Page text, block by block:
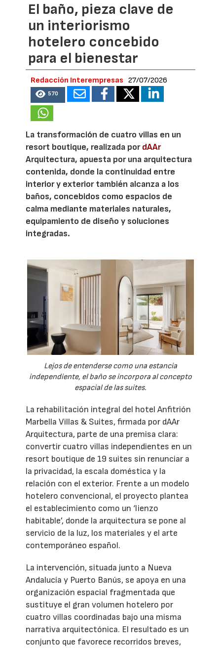
El baño, pieza clave de
un interiorismo
hotelero concebido
para el bienestar
Redacción Interempresas 27/07/2026
570
La transformación de cuatro villas en un
resort boutique, realizada pordAAr
Arquitectura, apuesta por una arquitectura
contenida, donde la continuidad entre
interior y exterior también alcanza a los
baños, concebidos como espacios de
calma mediante materiales naturales,
equipamiento de diseño y soluciones
integradas.
Lejos de entenderse como una estancia
independiente, el baño se incorpora al concepto
espacial de las suites.
La rehabilitación integral del hotel Anfitrión
Marbella Villas & Suites, firmada por dAAr
Arquitectura, parte de una premisa clara:
convertir cuatro villas independientes en un
resort boutique de 19 suites sin renunciar a
la privacidad, la escala doméstica y la
relación con el exterior. Frente a un modelo
hotelero convencional, el proyecto plantea
el establecimiento como un ‘lienzo
habitable’, donde la arquitectura se pone al
servicio de la luz, los materiales y el arte
contemporáneo español.
La intervención, situada junto a Nueva
Andalucía y Puerto Banús, se apoya en una
organización espacial fragmentada que
sustituye el gran volumen hotelero por
cuatro villas coordinadas bajo una misma
narrativa arquitectónica. El resultado es un
conjunto que favorece recorridos breves,